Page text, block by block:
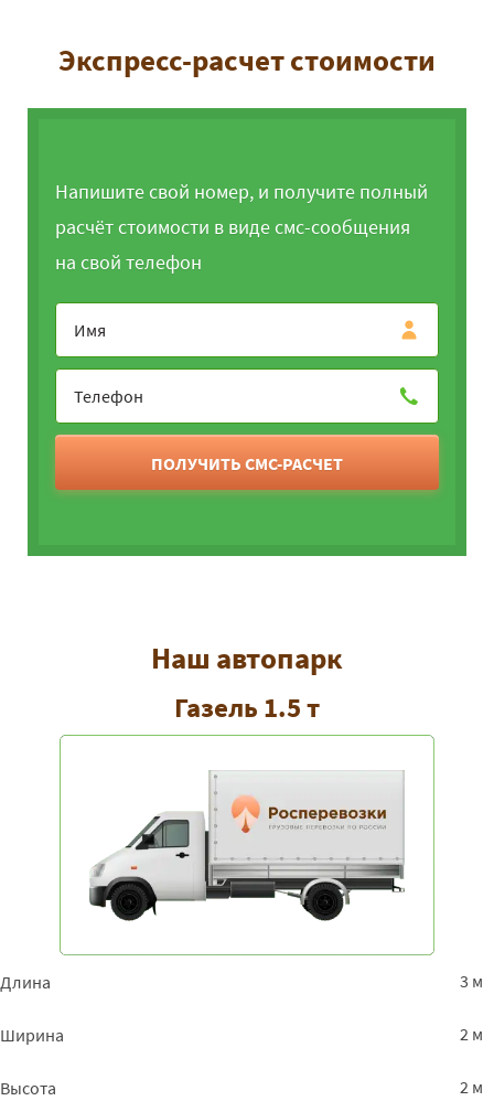
Экспресс-расчет стоимости
Напишите свой номер, и получите полный
расчёт стоимости в виде смс-сообщения
на свой телефон
ПОЛУЧИТЬ СМС-РАСЧЕТ
Наш автопарк
Газель 1.5 т
Длина 3 м
Ширина 2 м
Высота 2 м